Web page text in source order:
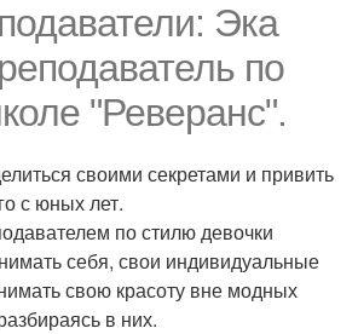
Эка
по
"Реверанс".
своими секретами и привить
с юных лет.
по стилю девочки
себя, свои индивидуальные
свою красоту вне модных
в них.